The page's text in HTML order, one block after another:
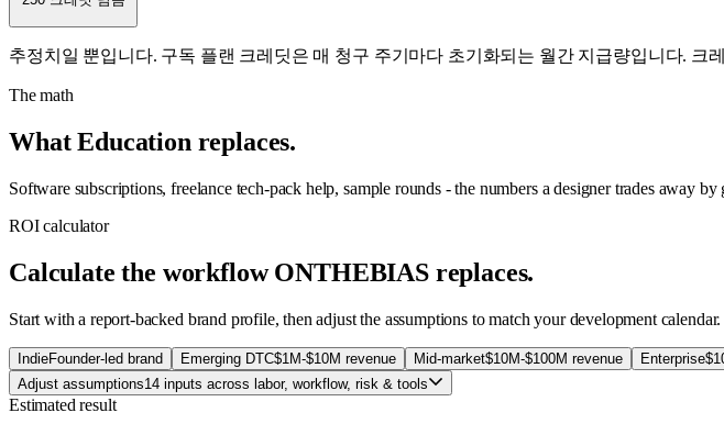
추정치일 뿐입니다. 구독 플랜 크레딧은 매 청구 주기마다 초기화되는 월간 지급량입니다.
The math
What Education replaces.
Software subscriptions, freelance tech-pack help, sample rounds - the numbers a designer trades away
ROI calculator
Calculate the workflow ONTHEBIAS replaces.
Start with a report-backed brand profile, then adjust the assumptions to match your development calendar.
IndieFounder-led brand Emerging DTC$1M-$10M revenue Mid-market$10M-$100M revenue Enterprise
Adjust assumptions14 inputs across labor, workflow, risk & tools
Estimated result